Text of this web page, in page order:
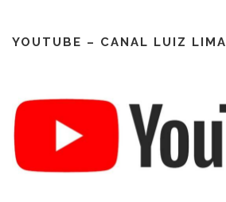
YOUTUBE – CANAL LUIZ LIMA